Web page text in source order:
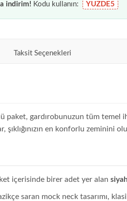
indirim! Kodu kullanın: YUZDE5
Taksit Seçenekleri
paket, gardırobunuzun tüm temel
şıklığınızın en konforlu zeminini
içerisinde birer adet yer alan
saran mock neck tasarımı,